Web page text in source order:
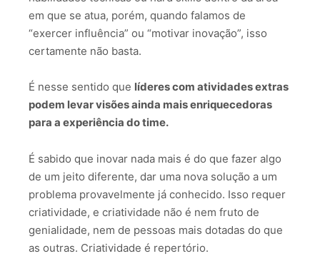
em que se atua, porém, quando falamos de
“exercer influência” ou “motivar inovação”, isso
certamente não basta.
É nesse sentido que líderes com atividades extras
podem levar visões ainda mais enriquecedoras
para a experiência do time.
É sabido que inovar nada mais é do que fazer algo
de um jeito diferente, dar uma nova solução a um
problema provavelmente já conhecido. Isso requer
criatividade, e criatividade não é nem fruto de
genialidade, nem de pessoas mais dotadas do que
as outras. Criatividade é repertório.